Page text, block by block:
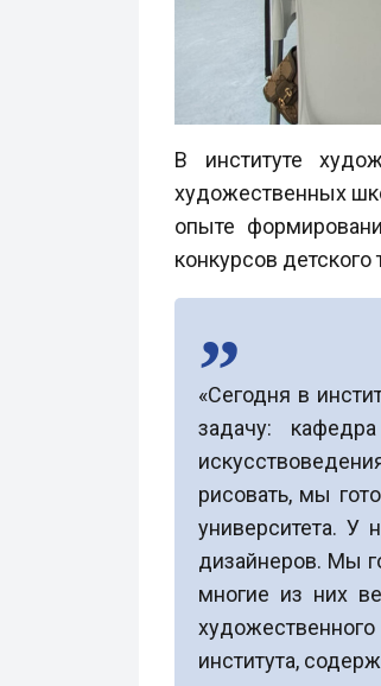
В институте
художественных
опыте
конкурсов детского
«Сегодня в
задачу:
рисовать, мы
университета. У
дизайнеров. Мы
многие из них
института,